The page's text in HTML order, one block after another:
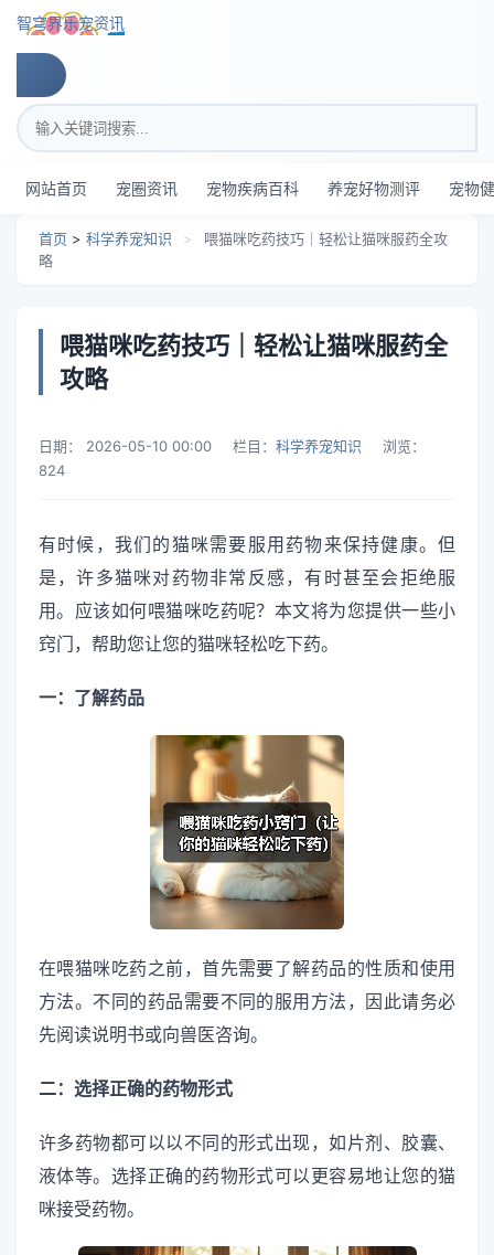
跳转到主要内容
智穹界乐宠资讯
搜索关键词
网站首页 宠圈资讯 宠物疾病百科 养宠好物测评 宠物
首页 > 科学养宠知识 >
喂猫咪吃药技巧｜轻松让猫咪服药全攻
略
喂猫咪吃药技巧｜轻松让猫咪服药全
攻略
日期： 2026-05-10 00:00 栏目： 科学养宠知识
浏览：
824
有时候，我们的猫咪需要服用药物来保持健康。但
是，许多猫咪对药物非常反感，有时甚至会拒绝服
用。应该如何喂猫咪吃药呢？本文将为您提供一些小
窍门，帮助您让您的猫咪轻松吃下药。
一：了解药品
在喂猫咪吃药之前，首先需要了解药品的性质和使用
方法。不同的药品需要不同的服用方法，因此请务必
先阅读说明书或向兽医咨询。
二：选择正确的药物形式
许多药物都可以以不同的形式出现，如片剂、胶囊、
液体等。选择正确的药物形式可以更容易地让您的猫
咪接受药物。